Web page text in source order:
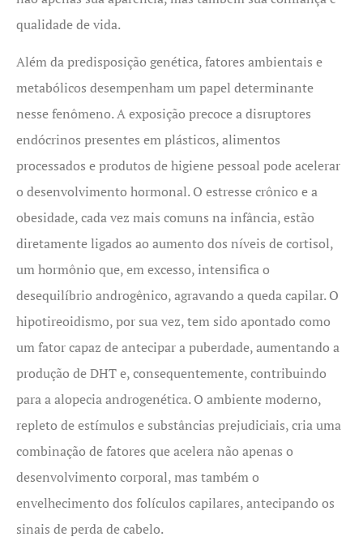
qualidade de vida.
Além da predisposição genética, fatores ambientais e
metabólicos desempenham um papel determinante
nesse fenômeno. A exposição precoce a disruptores
endócrinos presentes em plásticos, alimentos
processados e produtos de higiene pessoal pode acelerar
o desenvolvimento hormonal. O estresse crônico e a
obesidade, cada vez mais comuns na infância, estão
diretamente ligados ao aumento dos níveis de cortisol,
um hormônio que, em excesso, intensifica o
desequilíbrio androgênico, agravando a queda capilar. O
hipotireoidismo, por sua vez, tem sido apontado como
um fator capaz de antecipar a puberdade, aumentando a
produção de DHT e, consequentemente, contribuindo
para a alopecia androgenética. O ambiente moderno,
repleto de estímulos e substâncias prejudiciais, cria uma
combinação de fatores que acelera não apenas o
desenvolvimento corporal, mas também o
envelhecimento dos folículos capilares, antecipando os
sinais de perda de cabelo.